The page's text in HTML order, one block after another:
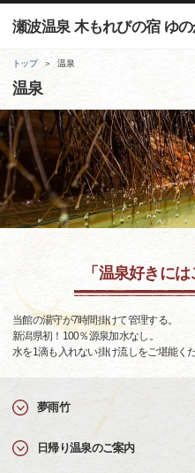
瀬波温泉 木もれびの宿 ゆ
トップ 温泉
温泉
「温泉好きに
当館の湯守が7時間掛けて管理する。
新潟県初！100％源泉加水なし。
水を1滴も入れない掛け流しをご堪能くだ
夢雨竹
日帰り温泉のご案内